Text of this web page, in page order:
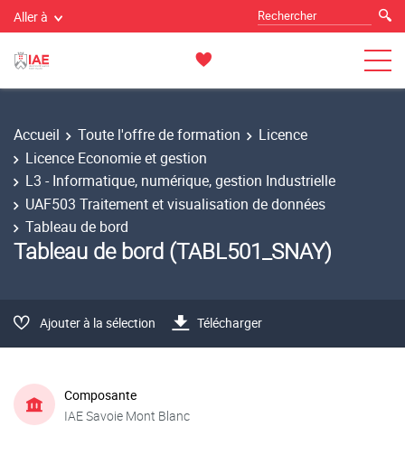
Aller à
Accueil Toute l'offre de formation
Licence
Licence Economie et gestion
L3 - Informatique, numérique, gestion Industrielle
UAF503 Traitement et visualisation de données
Tableau de bord
Tableau de bord (TABL501_SNAY)
Ajouter à la sélection Télécharger
Composante
IAE Savoie Mont Blanc